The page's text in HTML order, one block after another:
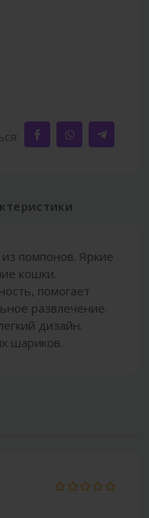
помпонов. Яркие
кошки.
помогает
развлечение.
дизайн.
шариков.